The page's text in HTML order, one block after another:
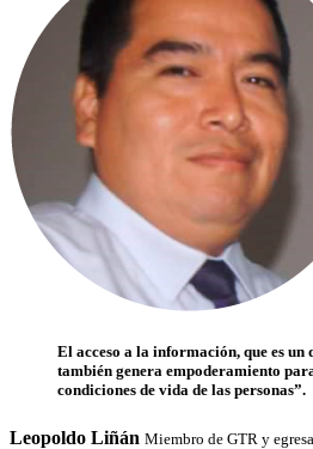
El acceso a la información, que es un
también genera empoderamiento
condiciones de vida de las personas”.
Leopoldo Liñán Miembro de GTR y